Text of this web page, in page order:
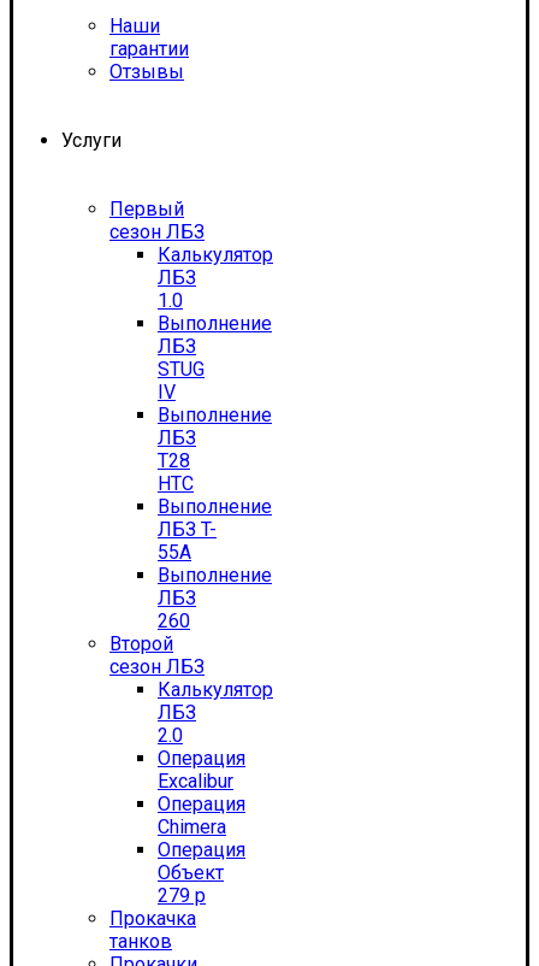
Наши
гарантии
Отзывы
Услуги
Первый
сезон ЛБЗ
Калькулятор
ЛБЗ
1.0
Выполнение
ЛБЗ
STUG
IV
Выполнение
ЛБЗ
T28
HTC
Выполнение
ЛБЗ T-
55А
Выполнение
ЛБЗ
260
Второй
сезон ЛБЗ
Калькулятор
ЛБЗ
2.0
Операция
Excalibur
Операция
Chimera
Операция
Объект
279 р
Прокачка
танков